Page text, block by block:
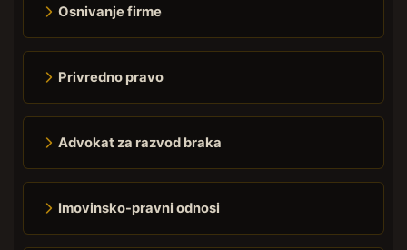
Osnivanje firme
Privredno pravo
Advokat za razvod braka
Imovinsko-pravni odnosi